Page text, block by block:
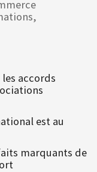
accords
est au
marquants de